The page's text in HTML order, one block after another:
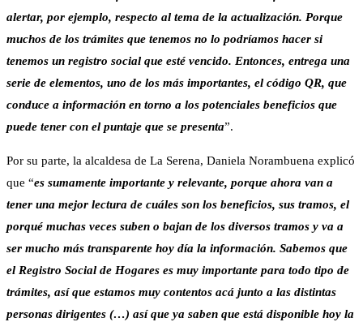
alertar, por ejemplo, respecto al tema de la actualización. Porque
muchos de los trámites que tenemos no lo podríamos hacer si
tenemos un registro social que esté vencido. Entonces, entrega una
serie de elementos, uno de los más importantes, el código QR, que
conduce a información en torno a los potenciales beneficios que
puede tener con el puntaje que se presenta”.
Por su parte, la alcaldesa de La Serena, Daniela Norambuena explicó
que “es sumamente importante y relevante, porque ahora van a
tener una mejor lectura de cuáles son los beneficios, sus tramos, el
porqué muchas veces suben o bajan de los diversos tramos y va a
ser mucho más transparente hoy día la información. Sabemos que
el Registro Social de Hogares es muy importante para todo tipo de
trámites, así que estamos muy contentos acá junto a las distintas
personas dirigentes (…) así que ya saben que está disponible hoy la